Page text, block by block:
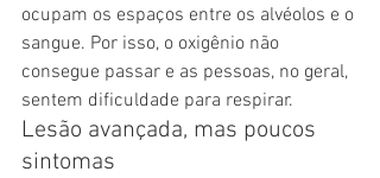
ocupam os espaços entre os alvéolos e o
sangue. Por isso, o oxigênio não
consegue passar e as pessoas, no geral,
sentem dificuldade para respirar.
Lesão avançada, mas poucos
sintomas